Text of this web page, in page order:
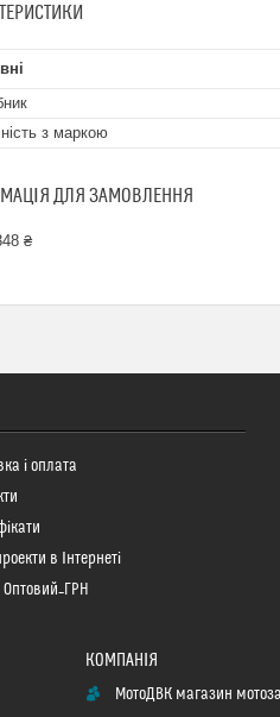
з маркою
ДЛЯ ЗАМОВЛЕННЯ
₴
і оплата
в Інтернеті
МотоДВК магазин